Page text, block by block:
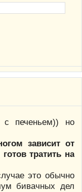
печеньем)) но
зависит от
тратить на
это обычно
бивачных дел